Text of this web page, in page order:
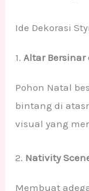
Ide Dekorasi
1. Altar
Pohon Natal
bintang di
visual yang
2. Nativity
Membuat